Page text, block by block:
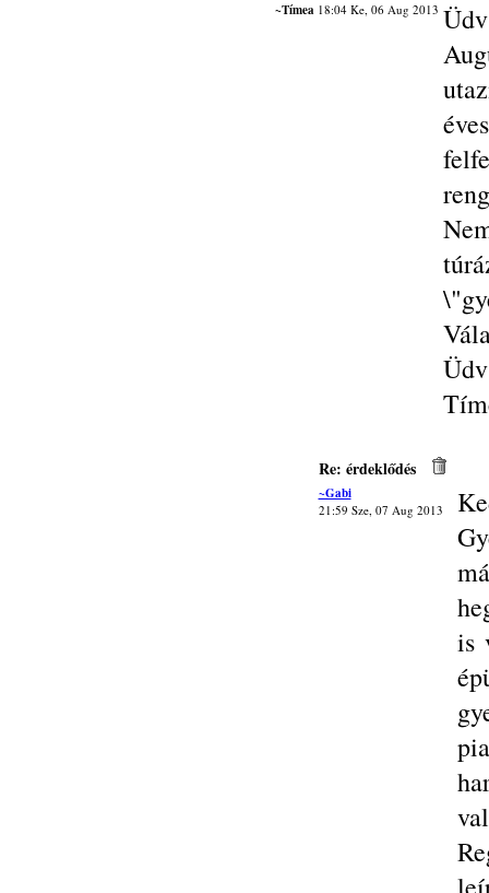
~Tímea18:04 Ke, 06 Aug 2013 Üdv
Üdv
Re: érdeklődés
~Gabi
21:59 Sze, 07 Aug 2013
is